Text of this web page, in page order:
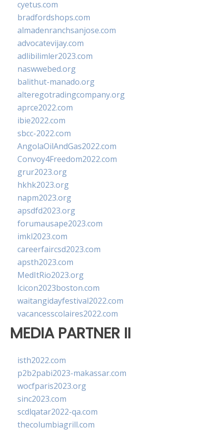
cyetus.com
bradfordshops.com
almadenranchsanjose.com
advocatevijay.com
adlibilimler2023.com
naswwebed.org
balithut-manado.org
alteregotradingcompany.org
aprce2022.com
ibie2022.com
sbcc-2022.com
AngolaOilAndGas2022.com
Convoy4Freedom2022.com
grur2023.org
hkhk2023.org
napm2023.org
apsdfd2023.org
forumausape2023.com
imkl2023.com
careerfaircsd2023.com
apsth2023.com
MedItRio2023.org
lcicon2023boston.com
waitangidayfestival2022.com
vacancesscolaires2022.com
MEDIA PARTNER II
isth2022.com
p2b2pabi2023-makassar.com
wocfparis2023.org
sinc2023.com
scdlqatar2022-qa.com
thecolumbiagrill.com